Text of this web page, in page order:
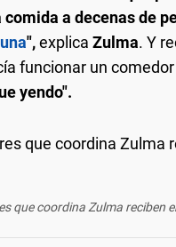
a decenas de
",explica Zulma. Y
funcionar un
yendo".
que coordina Zulma reciben